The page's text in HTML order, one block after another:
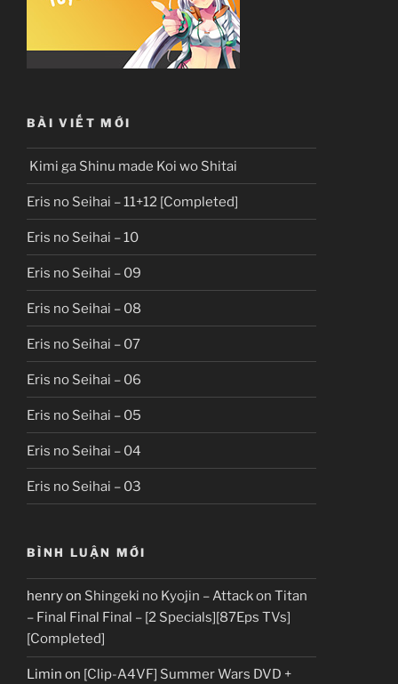
BÀI VIẾT MỚI
Kimi ga Shinu made Koi wo Shitai
Eris no Seihai – 11+12 [Completed]
Eris no Seihai – 10
Eris no Seihai – 09
Eris no Seihai – 08
Eris no Seihai – 07
Eris no Seihai – 06
Eris no Seihai – 05
Eris no Seihai – 04
Eris no Seihai – 03
BÌNH LUẬN MỚI
henryon Shingeki no Kyojin – Attack on Titan
– Final Final Final – [2 Specials][87Eps TVs]
[Completed]
Limin on [Clip-A4VF] Summer Wars DVD +